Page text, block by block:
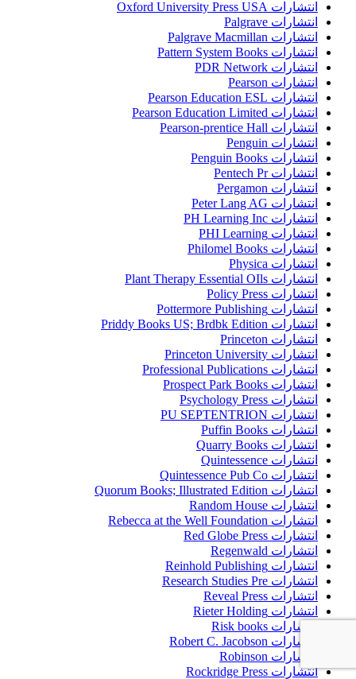
انتشارات Oxford University Press USA
انتشارات Palgrave
انتشارات Palgrave Macmillan
انتشارات Pattern System Books
انتشارات PDR Network
انتشارات Pearson
انتشارات Pearson Education ESL
انتشارات Pearson Education Limited
انتشارات Pearson-prentice Hall
انتشارات Penguin
انتشارات Penguin Books
انتشارات Pentech Pr
انتشارات Pergamon
انتشارات Peter Lang AG
انتشارات PH Learning Inc
انتشارات PHI Learning
انتشارات Philomel Books
انتشارات Physica
انتشارات Plant Therapy Essential OIls
انتشارات Policy Press
انتشارات Pottermore Publishing
انتشارات Priddy Books US; Brdbk Edition
انتشارات Princeton
انتشارات Princeton University
انتشارات Professional Publications
انتشارات Prospect Park Books
انتشارات Psychology Press
انتشارات PU SEPTENTRION
انتشارات Puffin Books
انتشارات Quarry Books
انتشارات Quintessence
انتشارات Quintessence Pub Co
انتشارات Quorum Books; Illustrated Edition
انتشارات Random House
انتشارات Rebecca at the Well Foundation
انتشارات Red Globe Press
انتشارات Regenwald
انتشارات Reinhold Publishing
انتشارات Research Studies Pre
انتشارات Reveal Press
انتشارات Rieter Holding
انتشارات Risk books
انتشارات Robert C. Jacobson
انتشارات Robinson
انتشارات Rockridge Press